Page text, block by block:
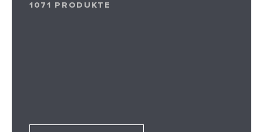
1071 PRODUKTE